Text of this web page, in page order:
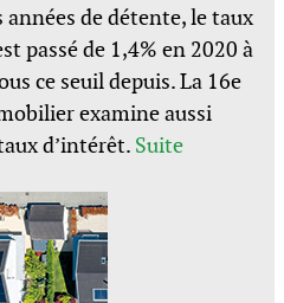
de détente, le taux
passé de 1,4% en 2020 à
ce seuil depuis. La 16e
examine aussi
d’intérêt. Suite